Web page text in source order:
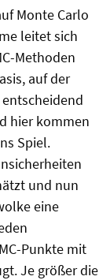
Monte Carlo
leitet sich
Methoden
auf der
hier kommen
Spiel.
und nun
eine
Punkte mit
Je größer die